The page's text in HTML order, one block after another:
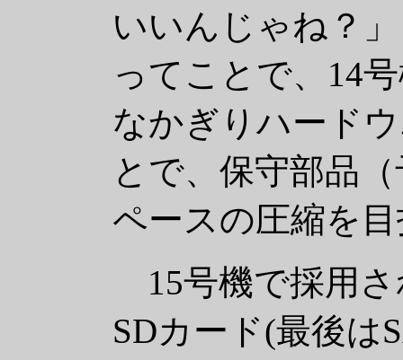
いいんじゃね？」
ってことで、14
なかぎりハード
とで、保守部品
ペースの圧縮を
15号機で採用さ
SDカード(最後は